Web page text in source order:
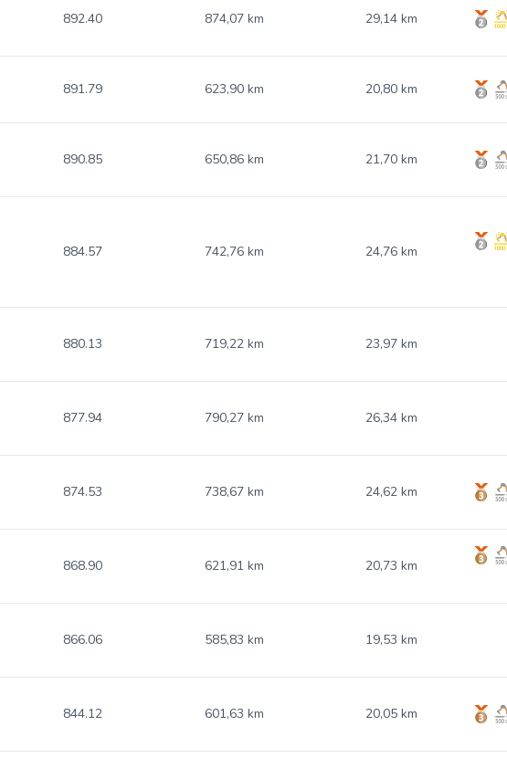
892.40 874,07 km 29,14 km
891.79 623,90 km 20,80 km
890.85 650,86 km 21,70 km
884.57 742,76 km 24,76 km
880.13 719,22 km 23,97 km
877.94 790,27 km 26,34 km
874.53 738,67 km 24,62 km
868.90 621,91 km 20,73 km
866.06 585,83 km 19,53 km
844.12 601,63 km 20,05 km